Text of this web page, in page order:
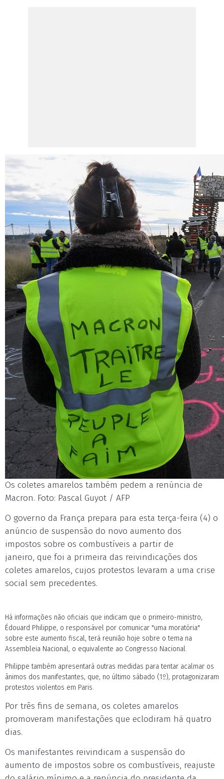
Os coletes amarelos também pedem a renúncia de
Macron. Foto: Pascal Guyot / AFP
O governo da França prepara para esta terça-feira (4) o
anúncio de suspensão do novo aumento dos
impostos sobre os combustíveis a partir de
janeiro, que foi a primeira das reivindicações dos
coletes amarelos, cujos protestos levaram a uma crise
social sem precedentes.
Há informações não oficiais que indicam que o primeiro-ministro,
Édouard Philippe, o responsável por comunicar "uma moratória"
sobre este aumento fiscal, terá reunião hoje sobre o tema na
Assembleia Nacional, o equivalente ao Congresso Nacional.
Philippe também apresentará outras medidas para tentar acalmar os
ânimos dos manifestantes, que, no último sábado (1º), protagonizaram
protestos violentos em Paris.
Por três fins de semana, os coletes amarelos
promoveram manifestações que eclodiram há quatro
dias.
Os manifestantes reivindicam a suspensão do
aumento de impostos sobre os combustíveis, reajuste